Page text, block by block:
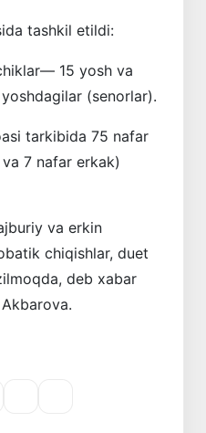
tashkil etildi:
15 yosh va
(senorlar).
tarkibida 75 nafar
7 nafar erkak)
va erkin
chiqishlar, duet
deb xabar